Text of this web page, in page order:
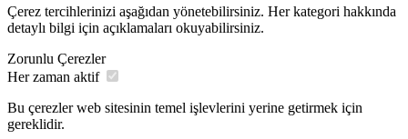
Çerez tercihlerinizi aşağıdan yönetebilirsiniz. Her kategori hakkında
detaylı bilgi için açıklamaları okuyabilirsiniz.
Zorunlu Çerezler
Her zaman aktif
Bu çerezler web sitesinin temel işlevlerini yerine getirmek için
gereklidir.